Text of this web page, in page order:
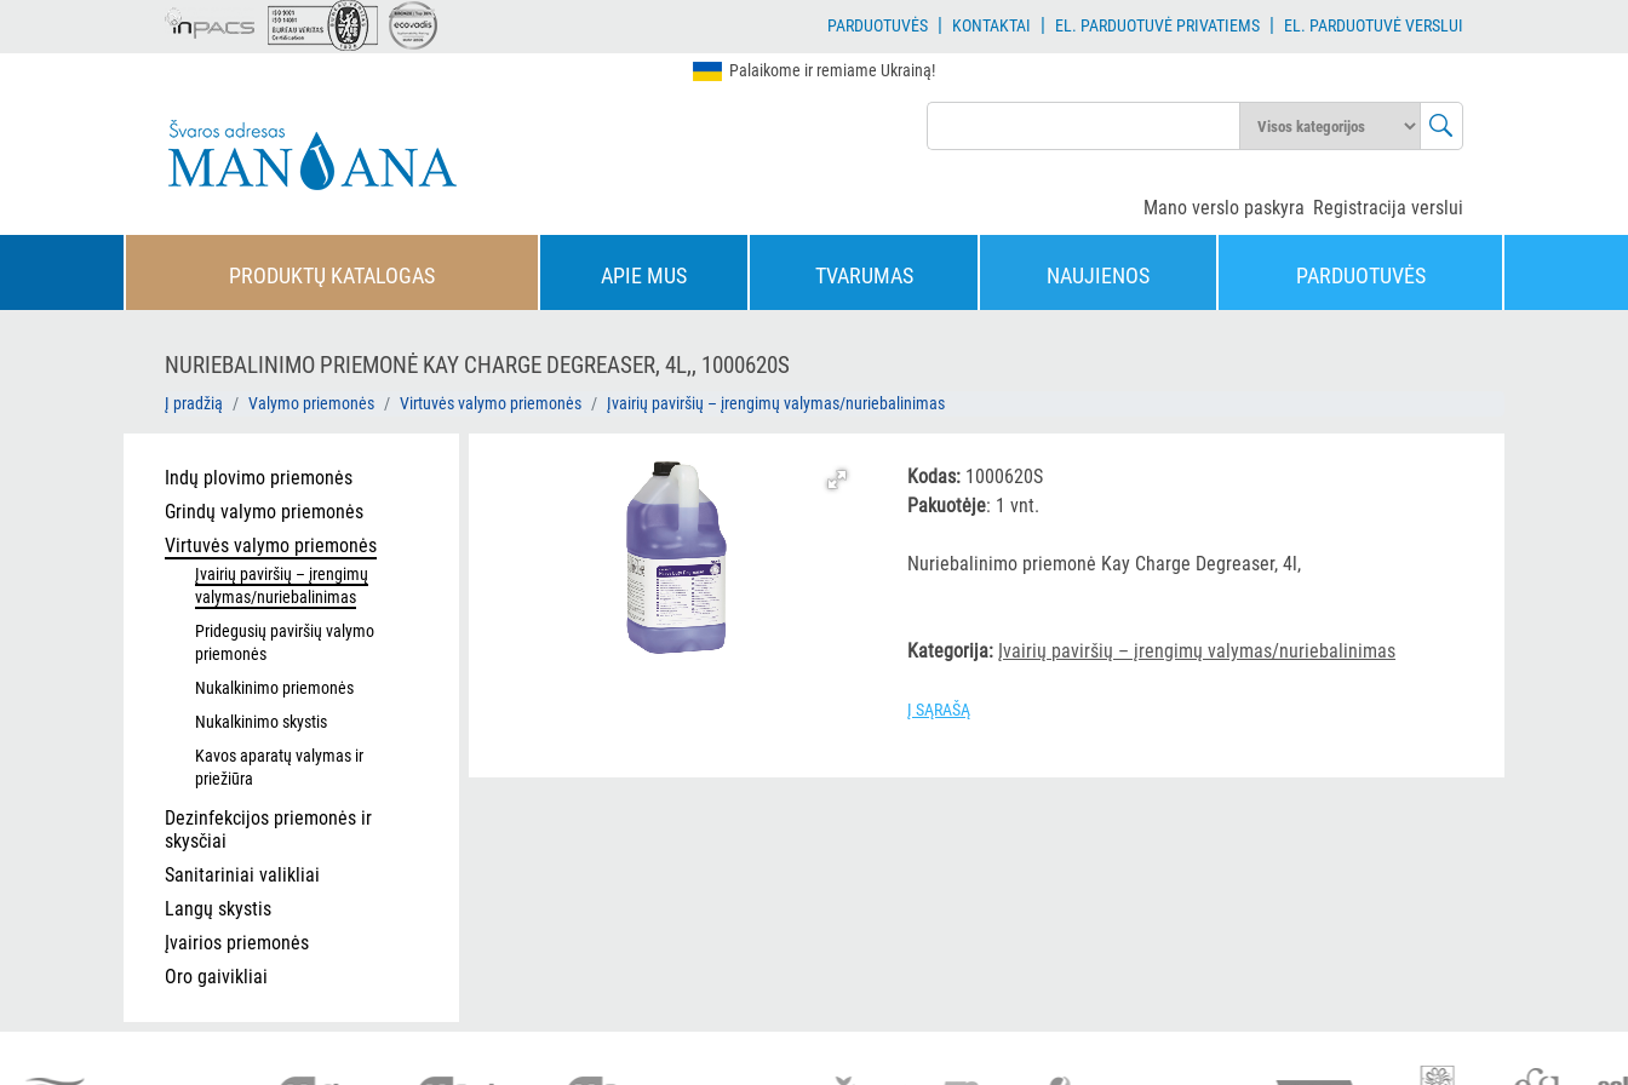
PARDUOTUVĖS| KONTAKTAI | EL. PARDUOTUVĖ PRIVATIEMS| EL. PARDUOTUVĖ VERSLUI
Palaikome ir remiame Ukrainą!
Registracija verslui
Mano verslo paskyra
PRODUKTŲ KATALOGAS APIE MUS TVARUMAS NAUJIENOS PARDUOTUVĖS
NURIEBALINIMO PRIEMONĖ KAY CHARGE DEGREASER, 4L,, 1000620S
Į pradžią Valymo priemonės Virtuvės valymo priemonės Įvairių paviršių – įrengimų valymas/nuriebalinimas
Indų plovimo priemonės
Grindų valymo priemonės
Virtuvės valymo priemonės
Įvairių paviršių – įrengimų
valymas/nuriebalinimas
Pridegusių paviršių valymo
priemonės
Nukalkinimo priemonės
Nukalkinimo skystis
Kavos aparatų valymas ir
priežiūra
Dezinfekcijos priemonės ir
skysčiai
Sanitariniai valikliai
Langų skystis
Įvairios priemonės
Oro gaivikliai
Kodas: 1000620S
Pakuotėje: 1 vnt.
Nuriebalinimo priemonė Kay Charge Degreaser, 4l,
Kategorija: Įvairių paviršių – įrengimų valymas/nuriebalinimas
Į SĄRAŠĄ